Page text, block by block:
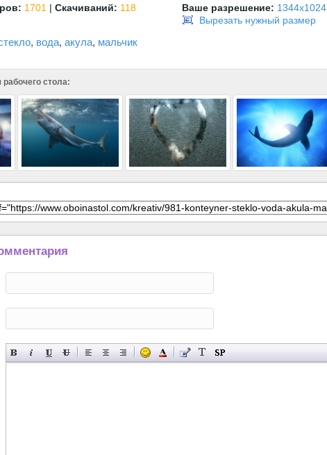
, вода, акула, мальчик
1701 | Скачиваний: 118 Ваше разрешение: 1344x1024
Вырезать нужный размер
стола: